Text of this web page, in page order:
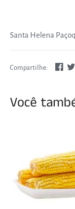
Santa Helena
Compartilhe:
Você